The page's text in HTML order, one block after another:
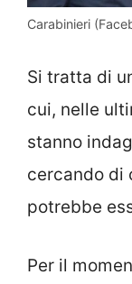
Carabinieri
Si tratta di
cui, nelle
stanno
cercando di
potrebbe
Per il